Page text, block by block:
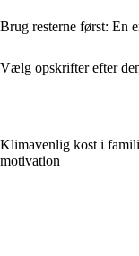
Brug resterne først: En
Vælg opskrifter efter
Klimavenlig kost i
motivation